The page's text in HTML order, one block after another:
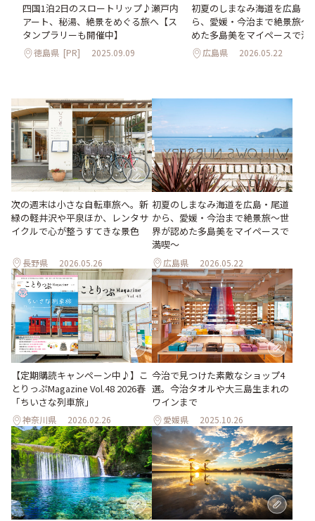
四国1泊2日のスロートリップ♪瀬戸内
アート、秘湯、絶景をめぐる旅へ【ス
タンプラリーも開催中】
徳島県 [PR] 2025.09.09
初夏のしまなみ海道を広島・
ら、愛媛・今治まで絶景旅〜
めた多島美をマイペースで満
広島県 2026.05.22
次の週末は小さな自転車旅へ。新
緑の軽井沢や平泉ほか、レンタサ
イクルで心が整うすてきな景色
長野県 2026.05.26
初夏のしまなみ海道を広島・尾道
から、愛媛・今治まで絶景旅〜世
界が認めた多島美をマイペースで
満喫〜
広島県 2026.05.22
【定期購読キャンペーン中♪】こ
とりっぷMagazine Vol.48 2026春
「ちいさな列車旅」
神奈川県 2026.02.26
今治で見つけた素敵なショップ4
選。今治タオルや大三島生まれの
ワインまで
愛媛県 2025.10.26